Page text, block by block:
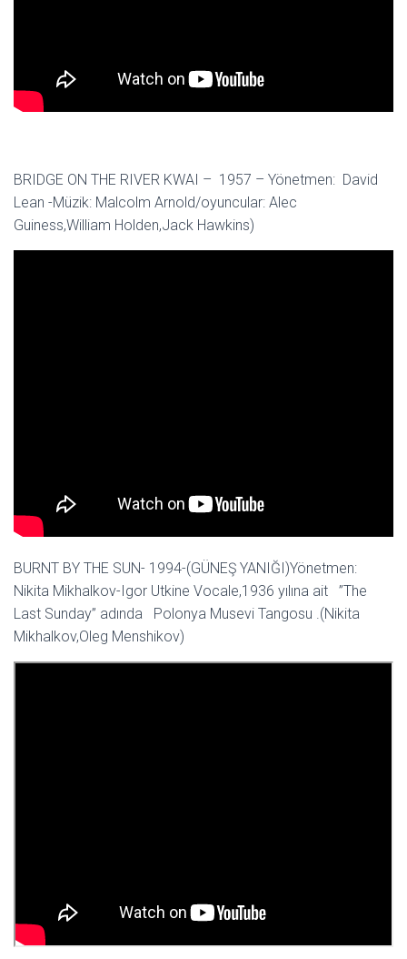
BRIDGE ON THE RIVER KWAI – 1957 – Yönetmen: David
Lean -Müzik: Malcolm Arnold/oyuncular: Alec
Guiness,William Holden,Jack Hawkins)
BURNT BY THE SUN- 1994-(GÜNEŞ YANIĞI)Yönetmen:
Nikita Mikhalkov-Igor Utkine Vocale,1936 yılına ait ”The
Last Sunday” adında Polonya Musevi Tangosu .(Nikita
Mikhalkov,Oleg Menshikov)